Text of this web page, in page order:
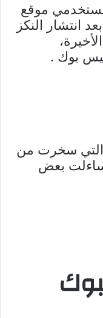
موقع
انتشار النكز
بوك .
التي سخرت من
بعض